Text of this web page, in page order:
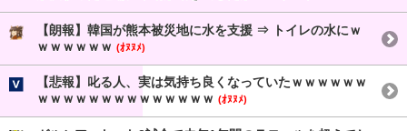
【朗報】韓国が熊本被災地に水を支援 ⇒ トイレの水にｗ
ｗｗｗｗｗｗ (ｵﾇﾇﾒ)
【悲報】叱る人、実は気持ち良くなっていたｗｗｗｗｗｗ
ｗｗｗｗｗｗｗｗｗｗｗｗｗｗ (ｵﾇﾇﾒ)